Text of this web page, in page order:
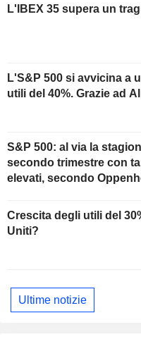
L'IBEX 35 supera un
L'S&P 500 si avvicina a
utili del 40%. Grazie ad
S&P 500: al via la
secondo trimestre con
elevati, secondo
Crescita degli utili del
Uniti?
Ultime notizie